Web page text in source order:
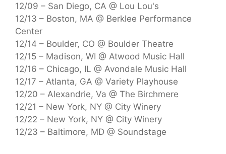
12/09 – San Diego, CA @ Lou Lou's
12/13 – Boston, MA @ Berklee Performance
Center
12/14 – Boulder, CO @ Boulder Theatre
12/15 – Madison, WI @ Atwood Music Hall
12/16 – Chicago, IL @ Avondale Music Hall
12/17 – Atlanta, GA @ Variety Playhouse
12/20 – Alexandrie, Va @ The Birchmere
12/21 – New York, NY @ City Winery
12/22 – New York, NY @ City Winery
12/23 – Baltimore, MD @ Soundstage